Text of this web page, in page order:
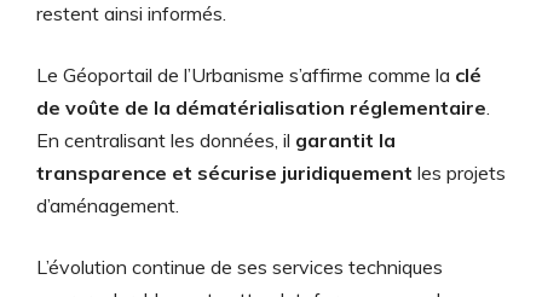
restent ainsi informés.
Le Géoportail de l’Urbanisme s’affirme comme la clé
de voûte de la dématérialisation réglementaire.
En centralisant les données, il garantit la
transparence et sécurise juridiquement les projets
d’aménagement.
L’évolution continue de ses services techniques